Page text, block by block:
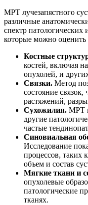
МРТ лучезапястного
различные
спектр
которые можно
Костные
костей, включая
опухолей, и
Связки. Метод
состояние
растяжений,
Сухожилия. МРТ
другие
частые
Синовиальная
Исследование
процессов, таких
объем и состав
Мягкие ткани и
опухолевые
патологические
тканях.